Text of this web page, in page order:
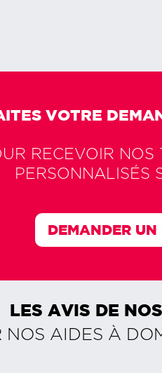
VOTRE
RECEVOIR NOS
PERSONNALISÉS
DEMANDER UN
LES AVIS DE
NOS AIDES À